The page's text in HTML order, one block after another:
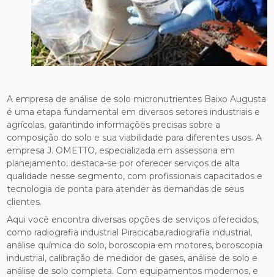
A empresa de análise de solo micronutrientes Baixo Augusta
é uma etapa fundamental em diversos setores industriais e
agrícolas, garantindo informações precisas sobre a
composição do solo e sua viabilidade para diferentes usos. A
empresa J. OMETTO, especializada em assessoria em
planejamento, destaca-se por oferecer serviços de alta
qualidade nesse segmento, com profissionais capacitados e
tecnologia de ponta para atender às demandas de seus
clientes.
Aqui você encontra diversas opções de serviços oferecidos,
como radiografia industrial Piracicaba,radiografia industrial,
análise química do solo, boroscopia em motores, boroscopia
industrial, calibração de medidor de gases, análise de solo e
análise de solo completa. Com equipamentos modernos, e